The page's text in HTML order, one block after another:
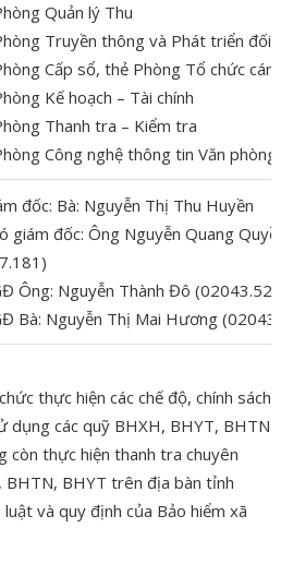
Quản lý Thu
Truyền thông và Phát triển đối
Cấp sổ, thẻ Phòng Tổ chức cán
Kế hoạch – Tài chính
Thanh tra – Kiểm tra
Công nghệ thông tin Văn phòng
đốc: Bà: Nguyễn Thị Thu Huyền
giám đốc: Ông Nguyễn Quang
Ông: Nguyễn Thành Đô
Bà: Nguyễn Thị Mai Hương
thực hiện các chế độ, chính sách
dụng các quỹ BHXH, BHYT, BHTN
còn thực hiện thanh tra chuyên
BHTN, BHYT trên địa bàn tỉnh
và quy định của Bảo hiểm xã